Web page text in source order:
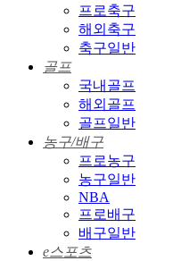
프로축구
해외축구
축구일반
골프
국내골프
해외골프
골프일반
농구/배구
프로농구
농구일반
NBA
프로배구
배구일반
e스포츠